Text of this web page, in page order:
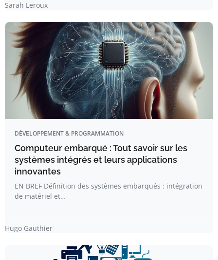
Sarah Leroux
DÉVELOPPEMENT & PROGRAMMATION
Computeur embarqué : Tout savoir sur les
systèmes intégrés et leurs applications
innovantes
EN BREF Définition des systèmes embarqués : intégration
de matériel et…
Hugo Gauthier